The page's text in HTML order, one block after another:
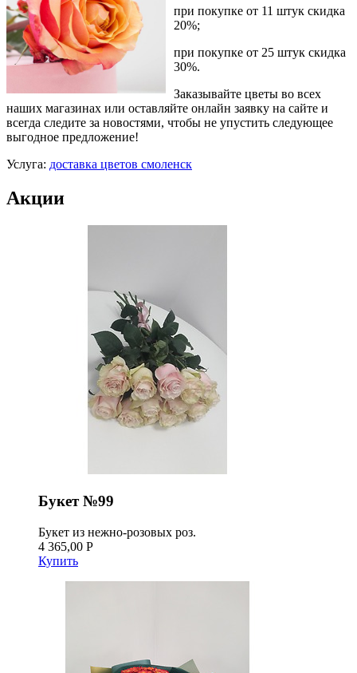
при покупке от 11 штук скидка
20%;
при покупке от 25 штук скидка
30%.
Заказывайте цветы во всех
наших магазинах или оставляйте онлайн заявку на сайте и
всегда следите за новостями, чтобы не упустить следующее
выгодное предложение!
Услуга: доставка цветов смоленск
Акции
Букет №99
Букет из нежно-розовых роз.
4 365,00 Р
Купить